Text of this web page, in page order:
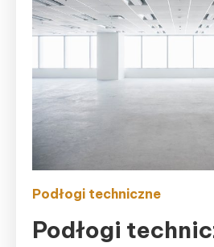
Podłogi techniczne
Podłogi